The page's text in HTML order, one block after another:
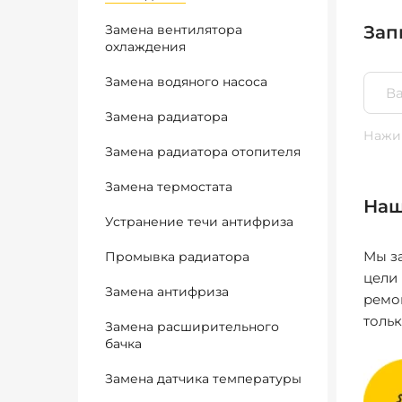
Замена вентилятора
охлаждения
Замена водяного насоса
Замена радиатора
Замена радиатора отопителя
Замена термостата
Устранение течи антифриза
Промывка радиатора
Замена антифриза
Замена расширительного
бачка
Замена датчика температуры
Мы
цели